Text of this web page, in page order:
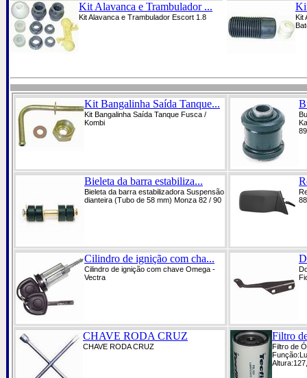
Kit Alavanca e Trambulador ...
Kit Alavanca e Trambulador Escort 1.8
Kit
Kit Bangalinha Saída Tanque...
Kit Bangalinha Saída Tanque Fusca /
Kombi
Bieleta da barra estabiliza...
Bieleta da barra estabilizadora Suspensão
dianteira (Tubo de 58 mm) Monza 82 / 90
Cilindro de ignição com cha...
Cilindro de ignição com chave Omega -
Vectra
CHAVE RODA CRUZ
CHAVE RODA CRUZ
Filtro
Filtro de